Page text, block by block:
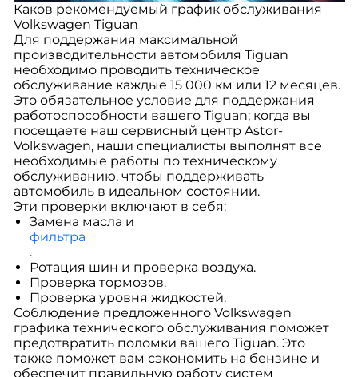
Каков рекомендуемый график обслуживания
Volkswagen Tiguan
Для поддержания максимальной
производительности автомобиля Tiguan
необходимо проводить техническое
обслуживание каждые 15 000 км или 12 месяцев.
Это обязательное условие для поддержания
работоспособности вашего Tiguan; когда вы
посещаете наш сервисный центр Astor-
Volkswagen, наши специалисты выполнят все
необходимые работы по техническому
обслуживанию, чтобы поддерживать
автомобиль в идеальном состоянии.
Эти проверки включают в себя:
Замена масла и
фильтра
.
Ротация шин и проверка воздуха.
Проверка тормозов.
Проверка уровня жидкостей.
Соблюдение предложенного Volkswagen
графика технического обслуживания поможет
предотвратить поломки вашего Tiguan. Это
также поможет вам сэкономить на бензине и
обеспечит правильную работу систем